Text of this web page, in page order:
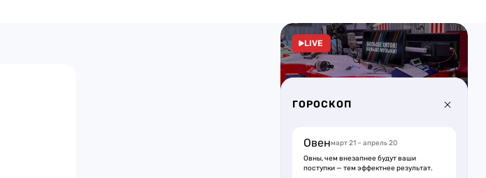
LIVE
ГОРОСКОП
Овенмарт 21 – апрель 20
Овны, чем внезапнее будут ваши
поступки — тем эффектнее результат.